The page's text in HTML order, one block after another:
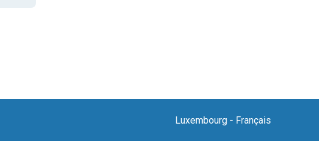
Luxembourg - Français